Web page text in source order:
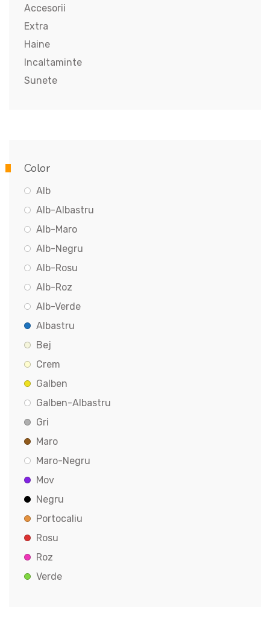
Accesorii
Extra
Haine
Incaltaminte
Sunete
Color
Alb
Alb-Albastru
Alb-Maro
Alb-Negru
Alb-Rosu
Alb-Roz
Alb-Verde
Albastru
Bej
Crem
Galben
Galben-Albastru
Gri
Maro
Maro-Negru
Mov
Negru
Portocaliu
Rosu
Roz
Verde